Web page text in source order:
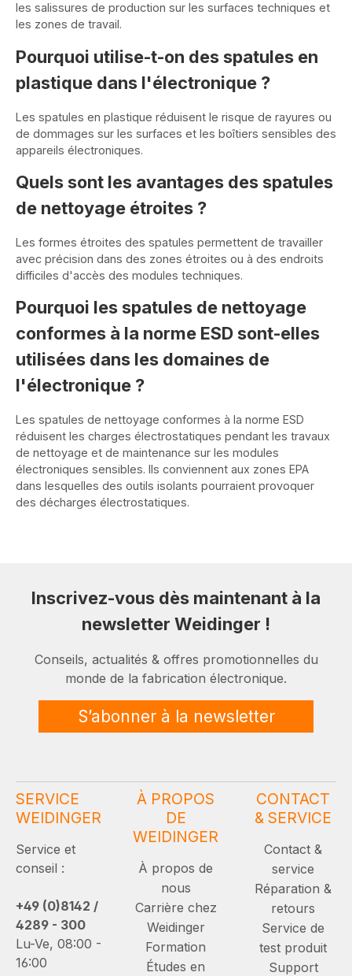
les salissures de production sur les surfaces techniques et
les zones de travail.
Pourquoi utilise-t-on des spatules en
plastique dans l'électronique ?
Les spatules en plastique réduisent le risque de rayures ou
de dommages sur les surfaces et les boîtiers sensibles des
appareils électroniques.
Quels sont les avantages des spatules
de nettoyage étroites ?
Les formes étroites des spatules permettent de travailler
avec précision dans des zones étroites ou à des endroits
difficiles d'accès des modules techniques.
Pourquoi les spatules de nettoyage
conformes à la norme ESD sont-elles
utilisées dans les domaines de
l'électronique ?
Les spatules de nettoyage conformes à la norme ESD
réduisent les charges électrostatiques pendant les travaux
de nettoyage et de maintenance sur les modules
électroniques sensibles. Ils conviennent aux zones EPA
dans lesquelles des outils isolants pourraient provoquer
des décharges électrostatiques.
Inscrivez-vous dès maintenant à la
newsletter Weidinger !
Conseils, actualités & offres promotionnelles du
monde de la fabrication électronique.
S’abonner à la newsletter
SERVICE
WEIDINGER
Service et
conseil :
+49 (0)8142 /
4289 - 300
Lu-Ve, 08:00 -
16:00
À PROPOS
DE
WEIDINGER
À propos de
nous
Carrière chez
Weidinger
Formation
Études en
CONTACT
& SERVICE
Contact &
service
Réparation &
retours
Service de
test produit
Support